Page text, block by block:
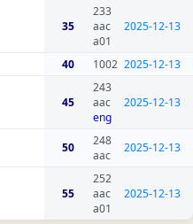
35
233
aac
a01
2025-12-13
40 1002 2025-12-13
45
243
aac
eng
2025-12-13
50
248
aac
2025-12-13
55
252
aac
a01
2025-12-13